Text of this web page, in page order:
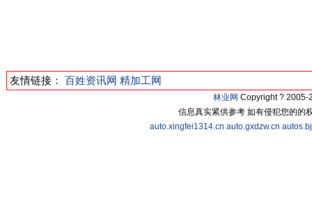
友情链接： 百姓资讯网 精加工网
林业网 Copyright ? 2005-
信息真实紧供参考 如有侵犯您的的
auto.xingfei1314.cn auto.gxdzw.cn